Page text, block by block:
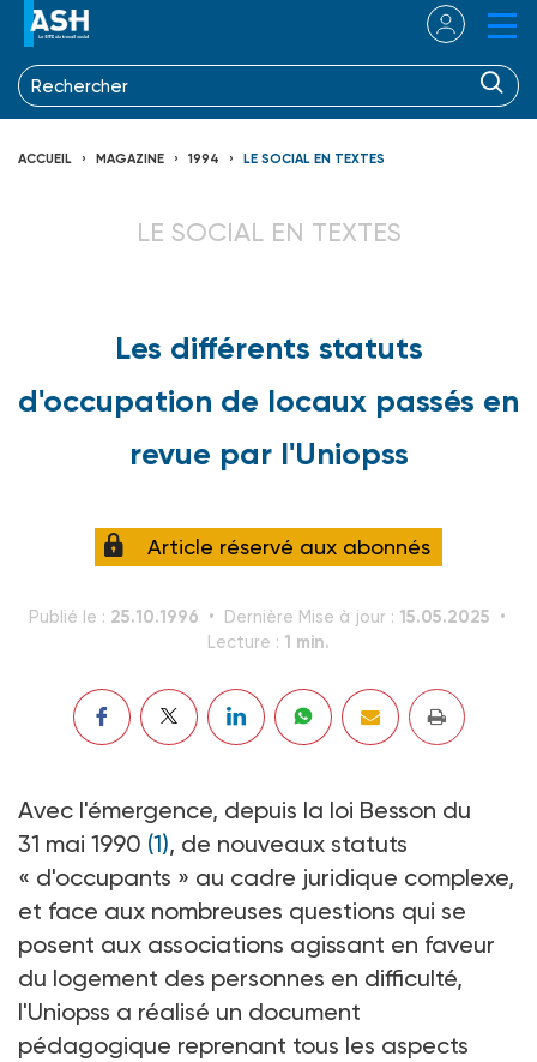
ACCUEIL MAGAZINE 1994 LE SOCIAL EN TEXTES
LE SOCIAL EN TEXTES
Les différents statuts
d'occupation de locaux passés en
revue par l'Uniopss
Article réservé aux abonnés
Publié le : 25.10.1996 Dernière Mise à jour : 15.05.2025
Lecture : 1 min.
Avec l'émergence, depuis la loi Besson du
31 mai 1990 (1), de nouveaux statuts
« d'occupants » au cadre juridique complexe,
et face aux nombreuses questions qui se
posent aux associations agissant en faveur
du logement des personnes en difficulté,
l'Uniopss a réalisé un document
pédagogique reprenant tous les aspects